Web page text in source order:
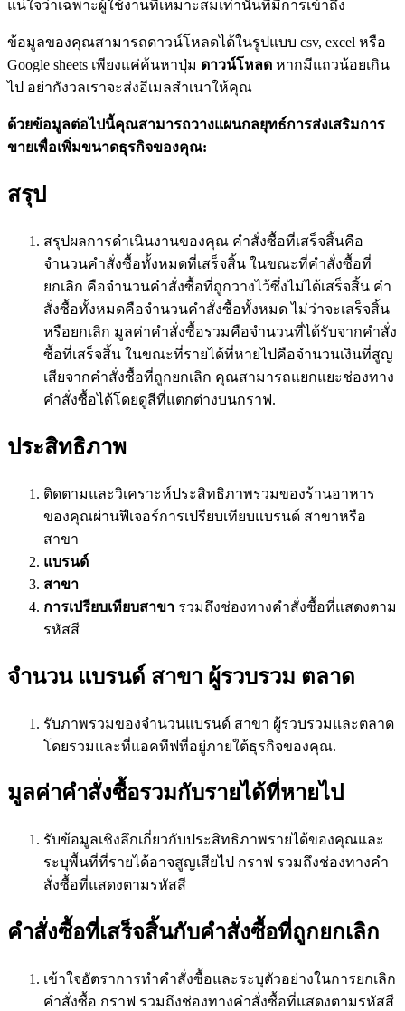
แน่ใจว่าเฉพาะผู้ใช้งานที่เหมาะสมเท่านั้นที่มีการเข้าถึง
ข้อมูลของคุณสามารถดาวน์โหลดได้ในรูปแบบ csv, excel หรือ
Google sheets เพียงแค่ค้นหาปุ่ม ดาวน์โหลด หากมีแถวน้อยเกิน
ไป อย่ากังวลเราจะส่งอีเมลสำเนาให้คุณ
ด้วยข้อมูลต่อไปนี้คุณสามารถวางแผนกลยุทธ์การส่งเสริมการ
ขายเพื่อเพิ่มขนาดธุรกิจของคุณ:
สรุป
สรุปผลการดำเนินงานของคุณ คำสั่งซื้อที่เสร็จสิ้นคือ
จำนวนคำสั่งซื้อทั้งหมดที่เสร็จสิ้น ในขณะที่คำสั่งซื้อที่
ยกเลิก คือจำนวนคำสั่งซื้อที่ถูกวางไว้ซึ่งไม่ได้เสร็จสิ้น คำ
สั่งซื้อทั้งหมดคือจำนวนคำสั่งซื้อทั้งหมด ไม่ว่าจะเสร็จสิ้น
หรือยกเลิก มูลค่าคำสั่งซื้อรวมคือจำนวนที่ได้รับจากคำสั่ง
ซื้อที่เสร็จสิ้น ในขณะที่รายได้ที่หายไปคือจำนวนเงินที่สูญ
เสียจากคำสั่งซื้อที่ถูกยกเลิก คุณสามารถแยกแยะช่องทาง
คำสั่งซื้อได้โดยดูสีที่แตกต่างบนกราฟ.
ประสิทธิภาพ
ติดตามและวิเคราะห์ประสิทธิภาพรวมของร้านอาหาร
ของคุณผ่านฟีเจอร์การเปรียบเทียบแบรนด์ สาขาหรือ
สาขา
แบรนด์
สาขา
การเปรียบเทียบสาขา รวมถึงช่องทางคำสั่งซื้อที่แสดงตาม
รหัสสี
จำนวนแบรนด์ สาขา ผู้รวบรวม ตลาด
รับภาพรวมของจำนวนแบรนด์ สาขา ผู้รวบรวมและตลาด
โดยรวมและที่แอคทีฟที่อยู่ภายใต้ธุรกิจของคุณ.
มูลค่าคำสั่งซื้อรวมกับรายได้ที่หายไป
รับข้อมูลเชิงลึกเกี่ยวกับประสิทธิภาพรายได้ของคุณและ
ระบุพื้นที่ที่รายได้อาจสูญเสียไป กราฟ รวมถึงช่องทางคำ
สั่งซื้อที่แสดงตามรหัสสี
คำสั่งซื้อที่เสร็จสิ้นกับคำสั่งซื้อที่ถูกยกเลิก
เข้าใจอัตราการทำคำสั่งซื้อและระบุตัวอย่างในการยกเลิก
คำสั่งซื้อ กราฟ รวมถึงช่องทางคำสั่งซื้อที่แสดงตามรหัสสี